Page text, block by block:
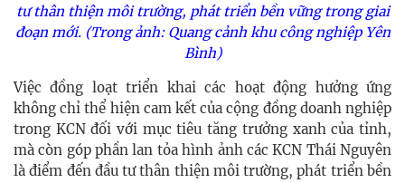
tư thân thiện môi trường, phát triển bền vững trong giai
đoạn mới. (Trong ảnh: Quang cảnh khu công nghiệp Yên
Bình)
Việc đồng loạt triển khai các hoạt động hưởng ứng
không chỉ thể hiện cam kết của cộng đồng doanh nghiệp
trong KCN đối với mục tiêu tăng trưởng xanh của tỉnh,
mà còn góp phần lan tỏa hình ảnh các KCN Thái Nguyên
là điểm đến đầu tư thân thiện môi trường, phát triển bền